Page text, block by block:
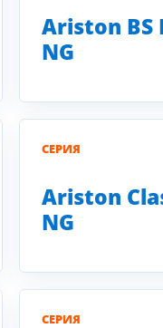
Ariston BS
NG
СЕРИЯ
Ariston
NG
СЕРИЯ